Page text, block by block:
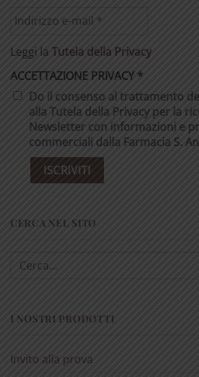
Leggi la Tutela della Privacy
ACCETTAZIONE PRIVACY*
Do il consenso al trattamento
alla Tutela della Privacy per la
Newsletter con informazioni e
commerciali dalla Farmacia S.
CERCA NEL SITO
Cerca:
I NOSTRI PRODOTTI
Invito alla prova